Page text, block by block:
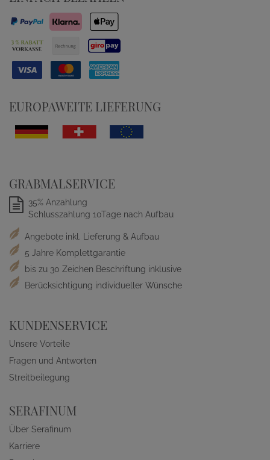
EUROPAWEITE LIEFERUNG
GRABMALSERVICE
35% Anzahlung
Schlusszahlung 10Tage nach Aufbau
Angebote inkl. Lieferung & Aufbau
5 Jahre Komplettgarantie
bis zu 30 Zeichen Beschriftung inklusive
Berücksichtigung individueller Wünsche
KUNDENSERVICE
Unsere Vorteile
Fragen und Antworten
Streitbeilegung
SERAFINUM
Über Serafinum
Karriere